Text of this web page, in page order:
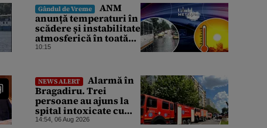
Gândul de Vreme
ANM
anunță temperaturi în
scădere și instabilitate
atmosferică în toată
țara. Cum va fi vremea
10:15
NEWS ALERT
Alarmă în
Bragadiru. Trei
persoane au ajuns la
spital intoxicate cu
gaze
14:54, 06 Aug 2026